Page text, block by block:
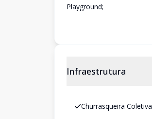
Playground;
Infraestrutura
Churrasqueira Coletiva